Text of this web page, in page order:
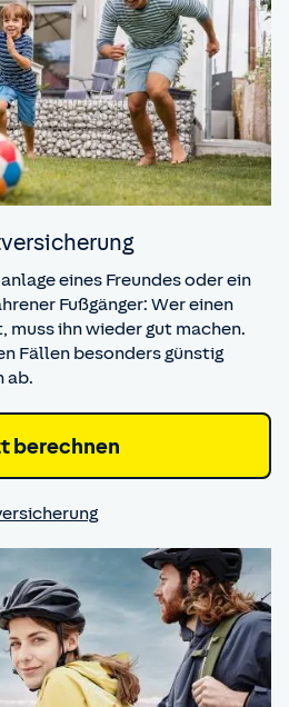
eines Freundes oder ein
Fußgänger: Wer einen
muss ihn wieder gut machen.
Fällen besonders günstig
ab.
berechnen